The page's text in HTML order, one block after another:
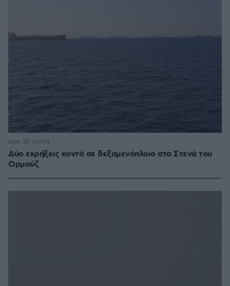
Δύο εκρήξεις κοντά σε δεξαμενόπλοιο στα Στενά του
Ορμούζ
πριν 26 λεπτά